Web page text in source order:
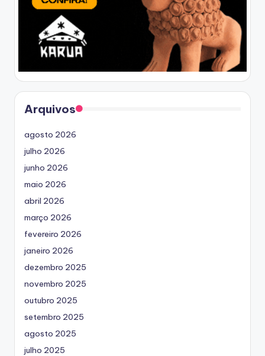
Arquivos
agosto 2026
julho 2026
junho 2026
maio 2026
abril 2026
março 2026
fevereiro 2026
janeiro 2026
dezembro 2025
novembro 2025
outubro 2025
setembro 2025
agosto 2025
julho 2025